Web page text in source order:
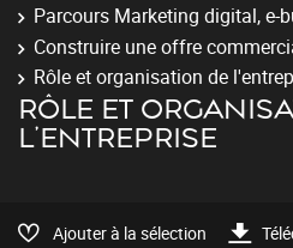
Parcours Marketing digital, e-
Construire une offre
Rôle et organisation de
RÔLE ET
L'ENTREPRISE
Ajouter à la sélection